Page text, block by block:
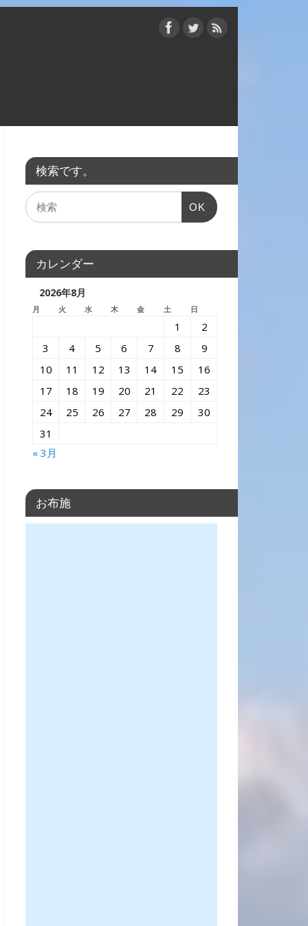
検索です。
OK
カレンダー
2026年8月
月 火 水 木 金 土 日
1
2
3
4 5 6 7 8
9
10
11 12 13 14 15
16
17
18 19 20 21 22
23
24
25 26 27 28 29
30
31
« 3月
お布施